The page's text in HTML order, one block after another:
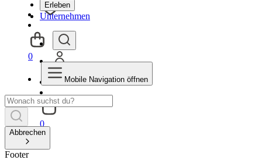
Erleben
Unternehmen
0
0
Mobile Navigation öffnen
Abbrechen
Footer